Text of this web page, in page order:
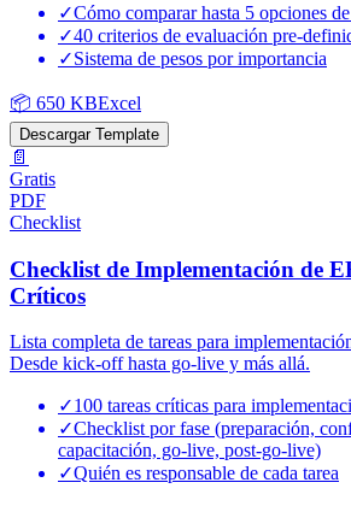
✓Cómo comparar hasta 5 opciones
✓40 criterios de evaluación pre-
✓Sistema de pesos por importancia
📦 650 KBExcel
Descargar Template
📄
Gratis
PDF
Checklist
Checklist de Implementación de
Críticos
Lista completa de tareas para
Desde kick-off hasta go-live y más allá.
✓100 tareas críticas para
✓Checklist por fase (preparación,
capacitación, go-live, post-go-live)
✓Quién es responsable de cada tarea